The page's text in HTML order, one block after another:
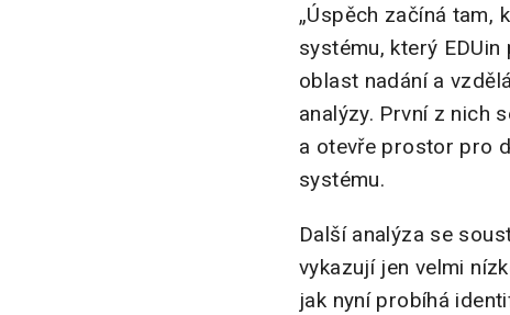
„Úspěch začíná tam,
systému, který
oblast nadání a
analýzy. První z nich
a otevře prostor pro
systému.
Další analýza se
vykazují jen velmi
jak nyní probíhá